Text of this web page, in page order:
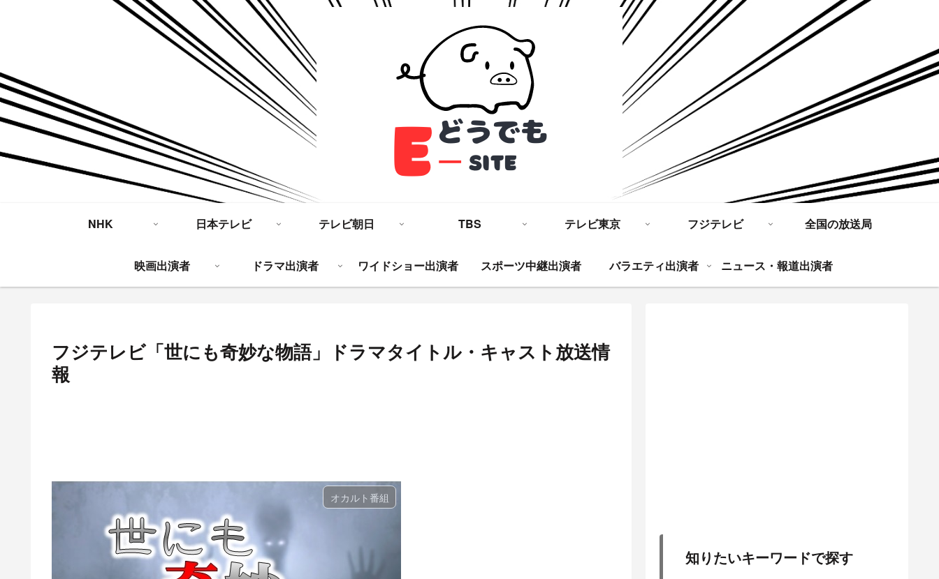
NHK 日本テレビ テレビ朝日 TBS テレビ東京 フジテレビ 全国の放送局
映画出演者 ドラマ出演者 ワイドショー出演者 スポーツ中継出演者 バラエティ出演者 ニュース・報道出演者
フジテレビ「世にも奇妙な物語」ドラマタイトル・キャスト放送情
報
オカルト番組
知りたいキーワードで探す